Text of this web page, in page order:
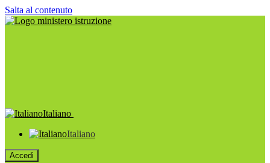
Salta al contenuto
Italiano
Italiano
Accedi